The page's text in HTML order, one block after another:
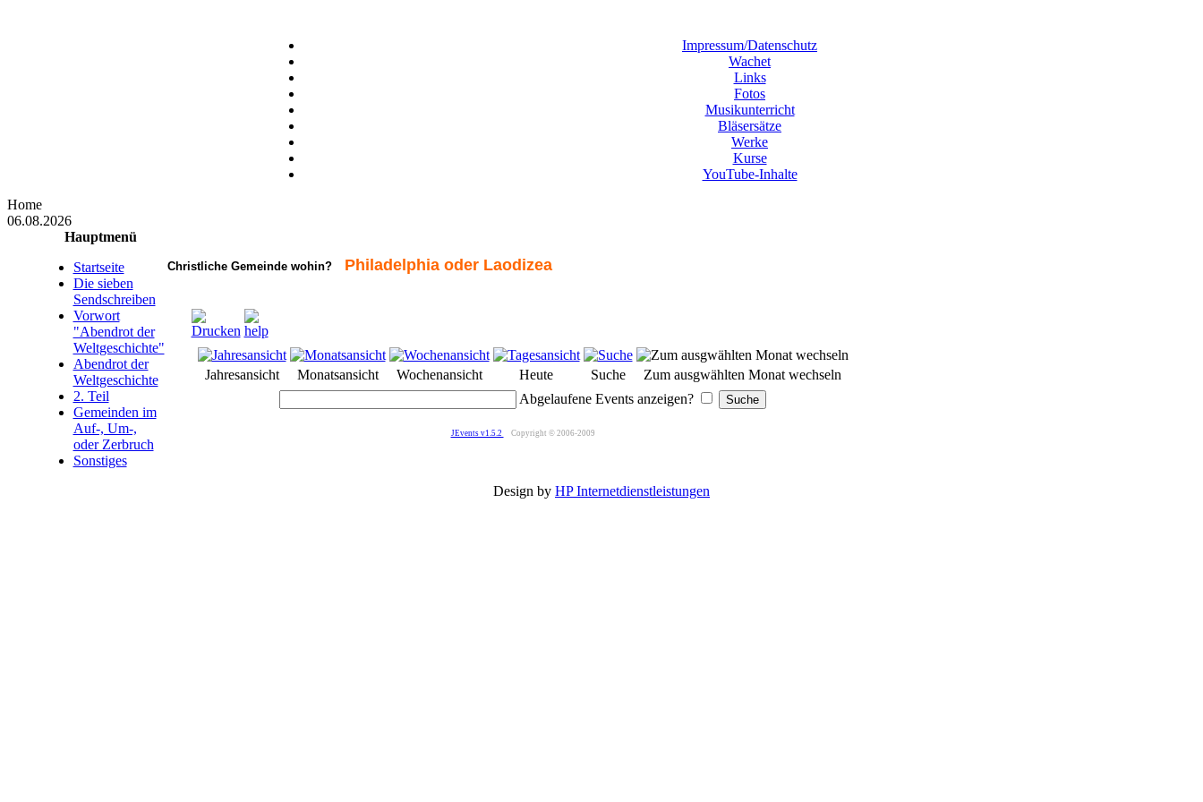
Impressum/Datenschutz
Wachet
Links
Fotos
Musikunterricht
Bläsersätze
Werke
Kurse
YouTube-Inhalte
Home
06.08.2026
Hauptmenü
Startseite
Die sieben
Sendschreiben
Vorwort
"Abendrot der
Weltgeschichte"
Abendrot der
Weltgeschichte
2. Teil
Gemeinden im
Auf-, Um-,
oder Zerbruch
Sonstiges
Christliche Gemeinde wohin? Philadelphia oder Laodizea
Jahresansicht Monatsansicht Wochenansicht Heute Suche
Zum ausgwählten Monat wechseln
Abgelaufene Events anzeigen?
JEvents v1.5.2 Copyright © 2006-2009
Design by HP Internetdienstleistungen